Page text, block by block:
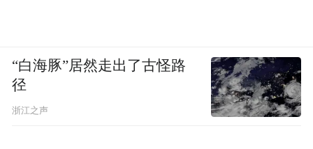
“白海豚”居然走出了古怪路
径
浙江之声